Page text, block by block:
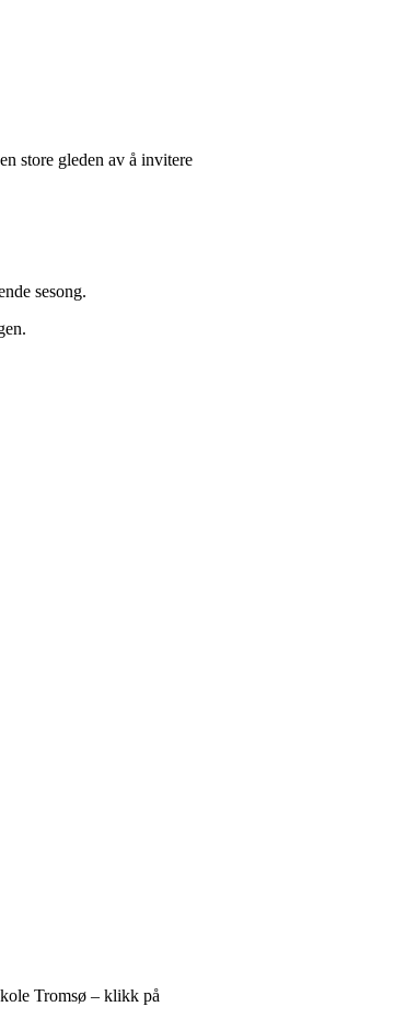
store gleden av å invitere
sesong.
Tromsø – klikk på